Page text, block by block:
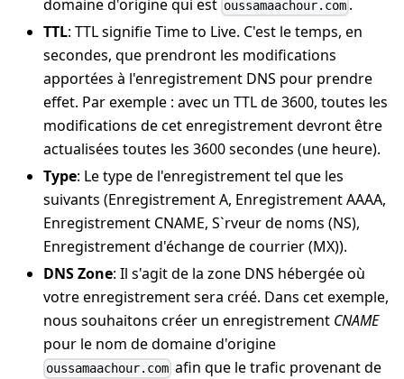
domaine d'origine qui est oussamaachour.com .
TTL: TTL signifie Time to Live. C'est le temps, en
secondes, que prendront les modifications
apportées à l'enregistrement DNS pour prendre
effet. Par exemple : avec un TTL de 3600, toutes les
modifications de cet enregistrement devront être
actualisées toutes les 3600 secondes (une heure).
Type: Le type de l'enregistrement tel que les
suivants (Enregistrement A, Enregistrement AAAA,
Enregistrement CNAME, S`rveur de noms (NS),
Enregistrement d'échange de courrier (MX)).
DNS Zone: Il s'agit de la zone DNS hébergée où
votre enregistrement sera créé. Dans cet exemple,
nous souhaitons créer un enregistrement CNAME
pour le nom de domaine d'origine
oussamaachour.com afin que le trafic provenant de